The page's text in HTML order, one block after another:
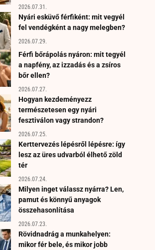
2026.07.31.
Nyári esküvő férfiként: mit vegyél
fel vendégként a nagy melegben?
2026.07.29.
Férfi bőrápolás nyáron: mit tegyél
a napfény, az izzadás és a zsíros
bőr ellen?
2026.07.27.
Hogyan kezdeményezz
természetesen egy nyári
fesztiválon vagy strandon?
2026.07.25.
Kerttervezés lépésről lépésre: így
lesz az üres udvarból élhető zöld
tér
2026.07.24.
Milyen inget válassz nyárra? Len,
pamut és könnyű anyagok
összehasonlítása
2026.07.23.
Rövidnadrág a munkahelyen:
mikor fér bele, és mikor jobb